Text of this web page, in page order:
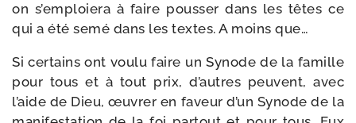
on s’emploiera à faire pous­ser dans les têtes ce
qui a été semé dans les textes. A moins que…
Si cer­tains ont vou­lu faire un Synode de la famille
pour tous et à tout prix, d’autres peuvent, avec
l’aide de Dieu, œuvrer en faveur d’un Synode de la